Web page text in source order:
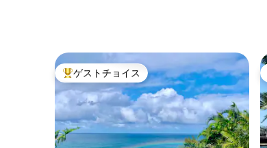
大好評のゲストチョイスです。
ゲストチョイス